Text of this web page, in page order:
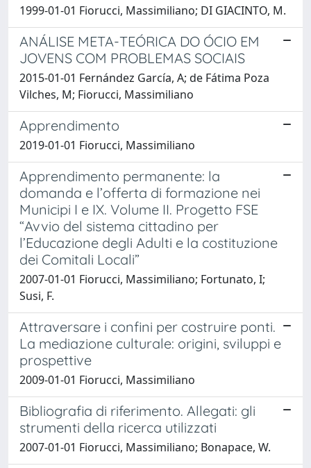
1999-01-01 Fiorucci, Massimiliano; DI GIACINTO, M.
ANÁLISE META-TEÓRICA DO ÓCIO EM
JOVENS COM PROBLEMAS SOCIAIS
2015-01-01 Fernández García, A; de Fátima Poza
Vilches, M; Fiorucci, Massimiliano
Apprendimento
2019-01-01 Fiorucci, Massimiliano
Apprendimento permanente: la
domanda e l’offerta di formazione nei
Municipi I e IX. Volume II. Progetto FSE
“Avvio del sistema cittadino per
l’Educazione degli Adulti e la costituzione
dei Comitali Locali”
2007-01-01 Fiorucci, Massimiliano; Fortunato, I;
Susi, F.
Attraversare i confini per costruire ponti.
La mediazione culturale: origini, sviluppi e
prospettive
2009-01-01 Fiorucci, Massimiliano
Bibliografia di riferimento. Allegati: gli
strumenti della ricerca utilizzati
2007-01-01 Fiorucci, Massimiliano; Bonapace, W.